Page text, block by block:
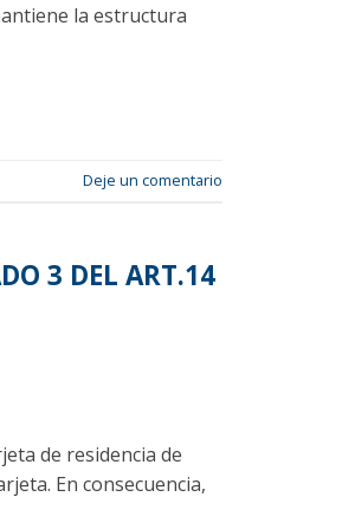
la estructura
Deje un comentario
3 DEL ART.14
de residencia de
En consecuencia,